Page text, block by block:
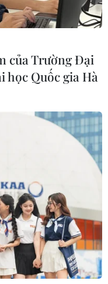
Bình) được UNESCO
6/2014. Đây là di sản
nhận cả tiêu chí văn
Đức/TTXVN)
Vietnam+)
của Trường Đại
học Quốc gia Hà